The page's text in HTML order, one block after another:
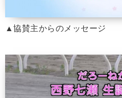
▲協賛主からのメッセージ